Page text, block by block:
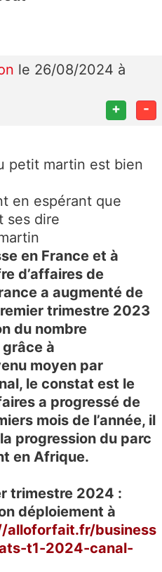
le 26/08/2024 à
+ -
petit martin est bien
en espérant que
ses dire
en France et à
d’affaires de
a augmenté de
trimestre 2023
du nombre
grâce à
moyen par
le constat est le
a progressé de
mois de l’année, il
progression du parc
en Afrique.
trimestre 2024 :
déploiement à
alloforfait.fr/business
t1-2024-canal-